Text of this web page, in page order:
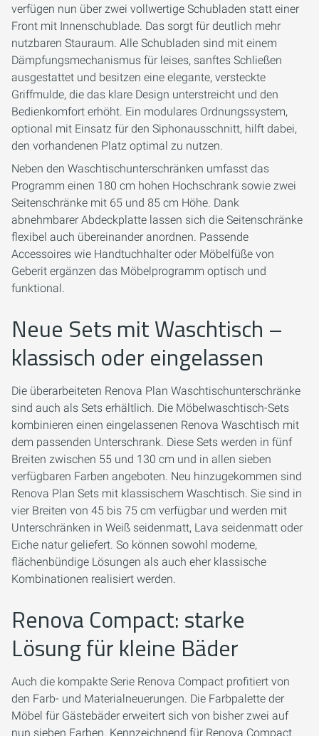
verfügen nun über zwei vollwertige Schubladen statt einer
Front mit Innenschublade. Das sorgt für deutlich mehr
nutzbaren Stauraum. Alle Schubladen sind mit einem
Dämpfungsmechanismus für leises, sanftes Schließen
ausgestattet und besitzen eine elegante, versteckte
Griffmulde, die das klare Design unterstreicht und den
Bedienkomfort erhöht. Ein modulares Ordnungssystem,
optional mit Einsatz für den Siphonausschnitt, hilft dabei,
den vorhandenen Platz optimal zu nutzen.
Neben den Waschtischunterschränken umfasst das
Programm einen 180 cm hohen Hochschrank sowie zwei
Seitenschränke mit 65 und 85 cm Höhe. Dank
abnehmbarer Abdeckplatte lassen sich die Seitenschränke
flexibel auch übereinander anordnen. Passende
Accessoires wie Handtuchhalter oder Möbelfüße von
Geberit ergänzen das Möbelprogramm optisch und
funktional.
Neue Sets mit Waschtisch –
klassisch oder eingelassen
Die überarbeiteten Renova Plan Waschtischunterschränke
sind auch als Sets erhältlich. Die Möbelwaschtisch-Sets
kombinieren einen eingelassenen Renova Waschtisch mit
dem passenden Unterschrank. Diese Sets werden in fünf
Breiten zwischen 55 und 130 cm und in allen sieben
verfügbaren Farben angeboten. Neu hinzugekommen sind
Renova Plan Sets mit klassischem Waschtisch. Sie sind in
vier Breiten von 45 bis 75 cm verfügbar und werden mit
Unterschränken in Weiß seidenmatt, Lava seidenmatt oder
Eiche natur geliefert. So können sowohl moderne,
flächenbündige Lösungen als auch eher klassische
Kombinationen realisiert werden.
Renova Compact: starke
Lösung für kleine Bäder
Auch die kompakte Serie Renova Compact profitiert von
den Farb- und Materialneuerungen. Die Farbpalette der
Möbel für Gästebäder erweitert sich von bisher zwei auf
nun sieben Farben. Kennzeichnend für Renova Compact